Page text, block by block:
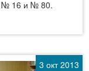
№ 16 и № 80.
3 окт 2013